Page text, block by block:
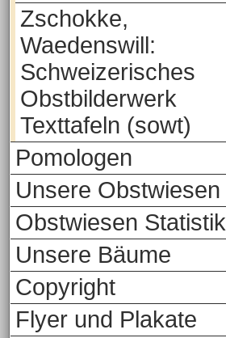
Zschokke,
Waedenswill:
Schweizerisches
Obstbilderwerk
Texttafeln (sowt)
Pomologen
Unsere Obstwiesen
Obstwiesen Statistik
Unsere Bäume
Copyright
Flyer und Plakate